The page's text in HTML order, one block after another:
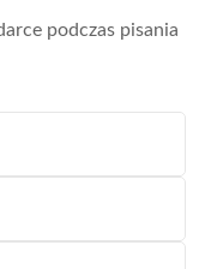
podczas pisania